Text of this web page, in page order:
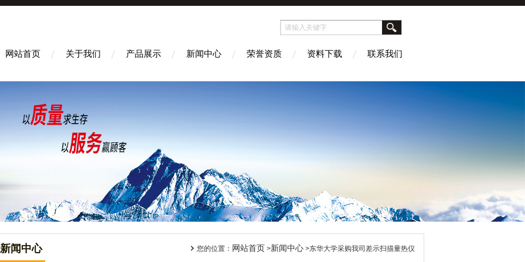
网站首页 关于我们 产品展示 新闻中心 荣誉资质 资料下载 联系我们
新闻中心 您的位置： 网站首页 >新闻中心 >东华大学采购我司差示扫描量热仪